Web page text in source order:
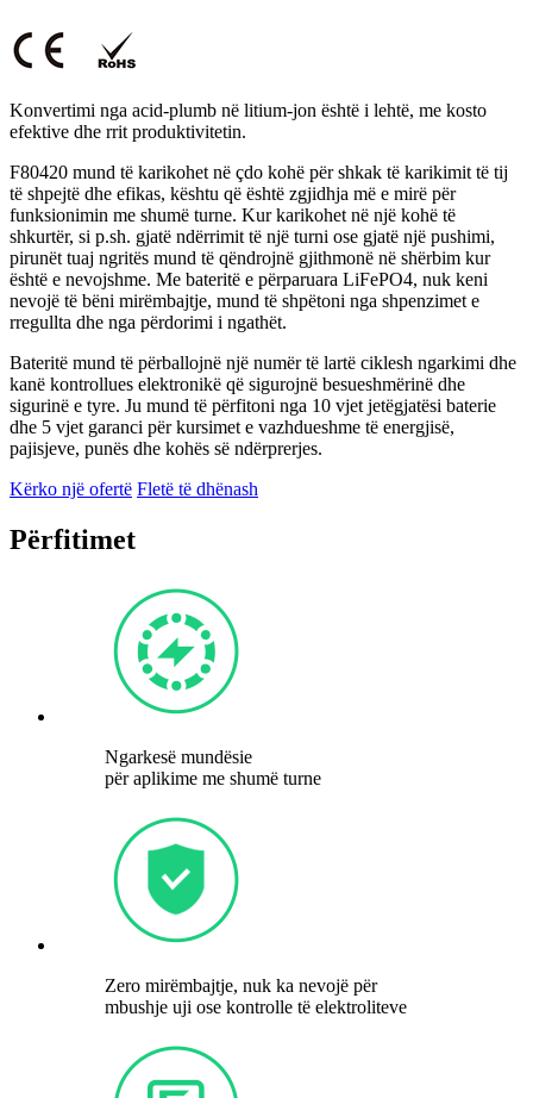
Konvertimi nga acid-plumb në litium-jon është i lehtë, me kosto
efektive dhe rrit produktivitetin.
F80420 mund të karikohet në çdo kohë për shkak të karikimit të tij
të shpejtë dhe efikas, kështu që është zgjidhja më e mirë për
funksionimin me shumë turne. Kur karikohet në një kohë të
shkurtër, si p.sh. gjatë ndërrimit të një turni ose gjatë një pushimi,
pirunët tuaj ngritës mund të qëndrojnë gjithmonë në shërbim kur
është e nevojshme. Me bateritë e përparuara LiFePO4, nuk keni
nevojë të bëni mirëmbajtje, mund të shpëtoni nga shpenzimet e
rregullta dhe nga përdorimi i ngathët.
Bateritë mund të përballojnë një numër të lartë ciklesh ngarkimi dhe
kanë kontrollues elektronikë që sigurojnë besueshmërinë dhe
sigurinë e tyre. Ju mund të përfitoni nga 10 vjet jetëgjatësi baterie
dhe 5 vjet garanci për kursimet e vazhdueshme të energjisë,
pajisjeve, punës dhe kohës së ndërprerjes.
Kërko një ofertë Fletë të dhënash
Përfitimet
Ngarkesë mundësie
për aplikime me shumë turne
Zero mirëmbajtje, nuk ka nevojë për
mbushje uji ose kontrolle të elektroliteve